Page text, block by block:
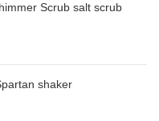
Scrub salt scrub
shaker